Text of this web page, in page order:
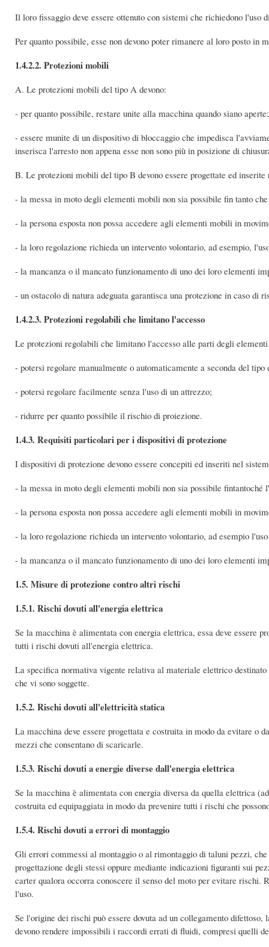
Il loro fissaggio deve essere ottenuto con sistemi che richiedono l'uso
Per quanto possibile, esse non devono poter rimanere al loro posto in
1.4.2.2. Protezioni mobili
A. Le protezioni mobili del tipo A devono:
- per quanto possibile, restare unite alla macchina quando siano aperte;
- essere munite di un dispositivo di bloccaggio che impedisca
inserisca l'arresto non appena esse non sono più in posizione di
B. Le protezioni mobili del tipo B devono essere progettate ed
- la messa in moto degli elementi mobili non sia possibile fin tanto
- la persona esposta non possa accedere agli elementi mobili in
- la loro regolazione richieda un intervento volontario, ad esempio,
- la mancanza o il mancato funzionamento di uno dei loro elementi
- un ostacolo di natura adeguata garantisca una protezione in caso di
1.4.2.3. Protezioni regolabili che limitano l'accesso
Le protezioni regolabili che limitano l'accesso alle parti degli
- potersi regolare manualmente o automaticamente a seconda del tipo
- potersi regolare facilmente senza l'uso di un attrezzo;
- ridurre per quanto possibile il rischio di proiezione.
1.4.3. Requisiti particolari per i dispositivi di protezione
I dispositivi di protezione devono essere concepiti ed inseriti nel
- la messa in moto degli elementi mobili non sia possibile fintantoché
- la persona esposta non possa accedere agli elementi mobili in
- la loro regolazione richieda un intervento volontario, ad esempio
- la mancanza o il mancato funzionamento di uno dei loro elementi
1.5. Misure di protezione contro altri rischi
1.5.1. Rischi dovuti all'energia elettrica
Se la macchina è alimentata con energia elettrica, essa deve essere
tutti i rischi dovuti all'energia elettrica.
La specifica normativa vigente relativa al materiale elettrico
che vi sono soggette.
1.5.2. Rischi dovuti all'elettricità statica
La macchina deve essere progettata e costruita in modo da evitare o
mezzi che consentano di scaricarle.
1.5.3. Rischi dovuti a energie diverse dall'energia elettrica
Se la macchina è alimentata con energia diversa da quella elettrica
costruita ed equipaggiata in modo da prevenire tutti i rischi che
1.5.4. Rischi dovuti a errori di montaggio
Gli errori commessi al montaggio o al rimontaggio di taluni pezzi,
progettazione degli stessi oppure mediante indicazioni figuranti sui
carter qualora occorra conoscere il senso del moto per evitare rischi.
l'uso.
Se l'origine dei rischi può essere dovuta ad un collegamento
devono rendere impossibili i raccordi errati di fluidi, compresi quelli